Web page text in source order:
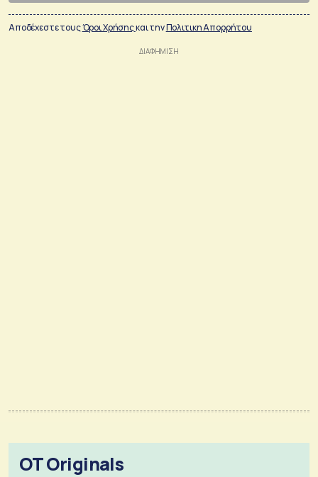
Αποδέχεστε τουςΌροι Χρήσηςκαι τηνΠολιτικη Απορρήτου
OT Originals